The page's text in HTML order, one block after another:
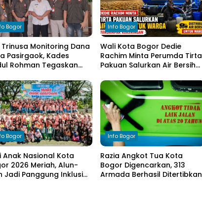
Bogor
Trinusa Monitoring Dana
Pasirgaok, Kades
Rohman Tegaskan
Anggaran
Info Bogor
Wali Kota Bogor Dedie
Rachim Minta Perumda Tirta
Pakuan Salurkan Air Bersih
Kekeringan
Bogor
Anak Nasional Kota
2026 Meriah, Alun-
Jadi Panggung Inklusi
Info Bogor
Razia Angkot Tua Kota
Bogor Digencarkan, 313
Armada Berhasil Ditertibkan